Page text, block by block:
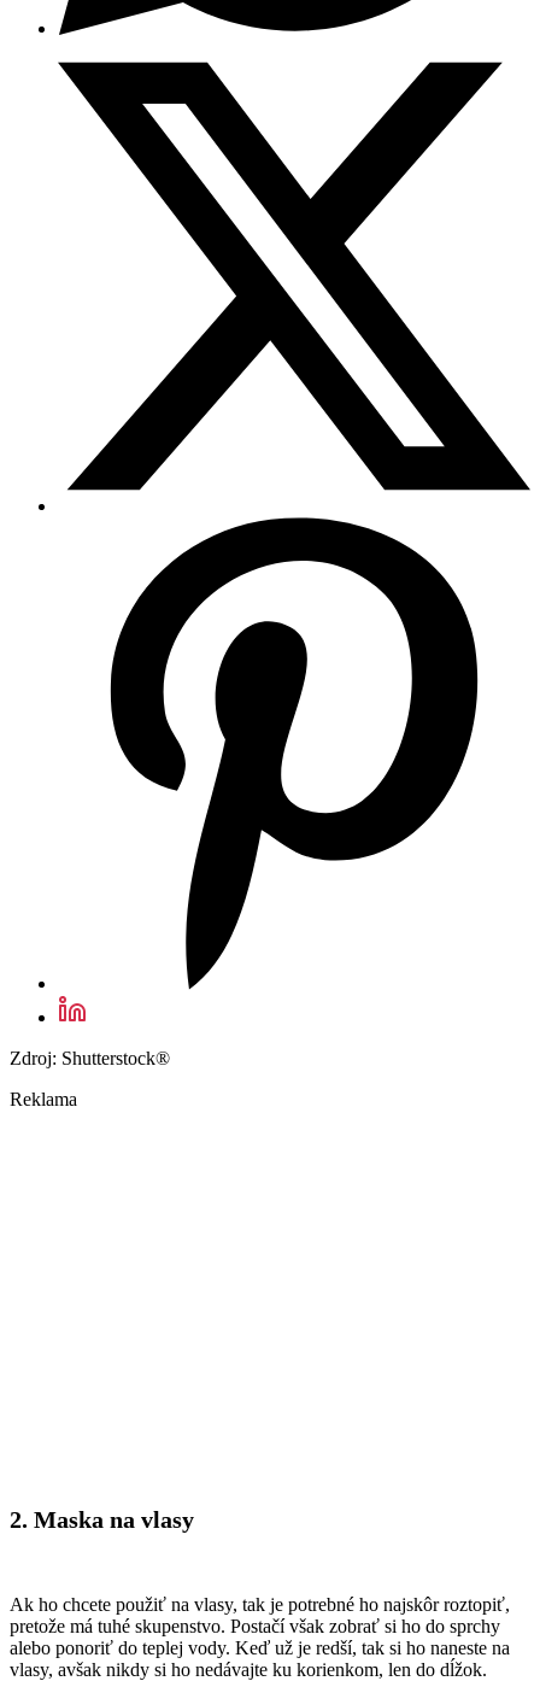
Zdroj: Shutterstock®
Reklama
2. Maska na vlasy
Ak ho chcete použiť na vlasy, tak je potrebné ho najskôr roztopiť,
pretože má tuhé skupenstvo. Postačí však zobrať si ho do sprchy
alebo ponoriť do teplej vody. Keď už je redší, tak si ho naneste na
vlasy, avšak nikdy si ho nedávajte ku korienkom, len do dĺžok.